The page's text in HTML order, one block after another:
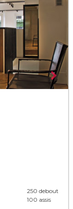
250 debout
100 assis